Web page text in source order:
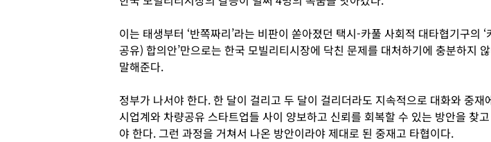
이는 태생부터 ‘반쪽짜리’라는 비판이 쏟아졌던 택시-카풀 사회적 대타협기구의 ‘
공유) 합의안’만으로는 한국 모빌리티시장에 닥친 문제를 대처하기에 충분하지
말해준다.
정부가 나서야 한다. 한 달이 걸리고 두 달이 걸리더라도 지속적으로 대화와 중재
시업계와 차량공유 스타트업들 사이 양보하고 신뢰를 회복할 수 있는 방안을 찾
야 한다. 그런 과정을 거쳐서 나온 방안이라야 제대로 된 중재고 타협이다.